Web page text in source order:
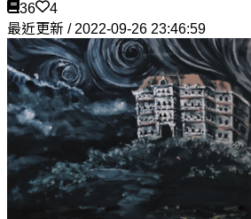
36
4
最近更新 / 2022-09-26 23:46:59